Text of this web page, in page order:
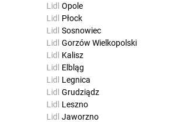
Lidl Opole
Lidl Płock
Lidl Sosnowiec
Lidl Gorzów Wielkopolski
Lidl Kalisz
Lidl Elbląg
Lidl Legnica
Lidl Grudziądz
Lidl Leszno
Lidl Jaworzno